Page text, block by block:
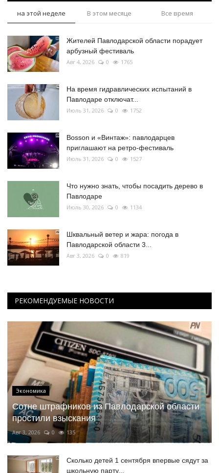
на этой неделе В этом месяце Все время
Жителей Павлодарской области порадует
арбузный фестиваль
Авг 4, 2026 0 1765
На время гидравлических испытаний в
Павлодаре отключат...
Июль 31, 2026 0 1752
Bosson и «Винтаж»: павлодарцев
приглашают на ретро-фестиваль
Июль 31, 2026 0 1527
Что нужно знать, чтобы посадить дерево в
Павлодаре
Июль 30, 2026 0 1134
Шквальный ветер и жара: погода в
Павлодарской области 3...
Авг 3, 2026 0 819
РЕКОМЕНДУЕМЫЕ НОВОСТИ
Экономика
Сотне штрафников из Павлодарской области
простили взыскания
Авг 3, 2026 0 135
Сколько детей 1 сентября впервые сядут за
школьную парту...